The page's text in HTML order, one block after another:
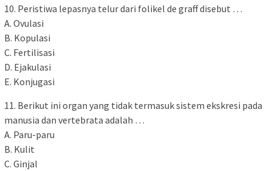
10. Peristiwa lepasnya telur dari folikel de graff disebut …
A. Ovulasi
B. Kopulasi
C. Fertilisasi
D. Ejakulasi
E. Konjugasi
11. Berikut ini organ yang tidak termasuk sistem ekskresi pada
manusia dan vertebrata adalah …
A. Paru-paru
B. Kulit
C. Ginjal